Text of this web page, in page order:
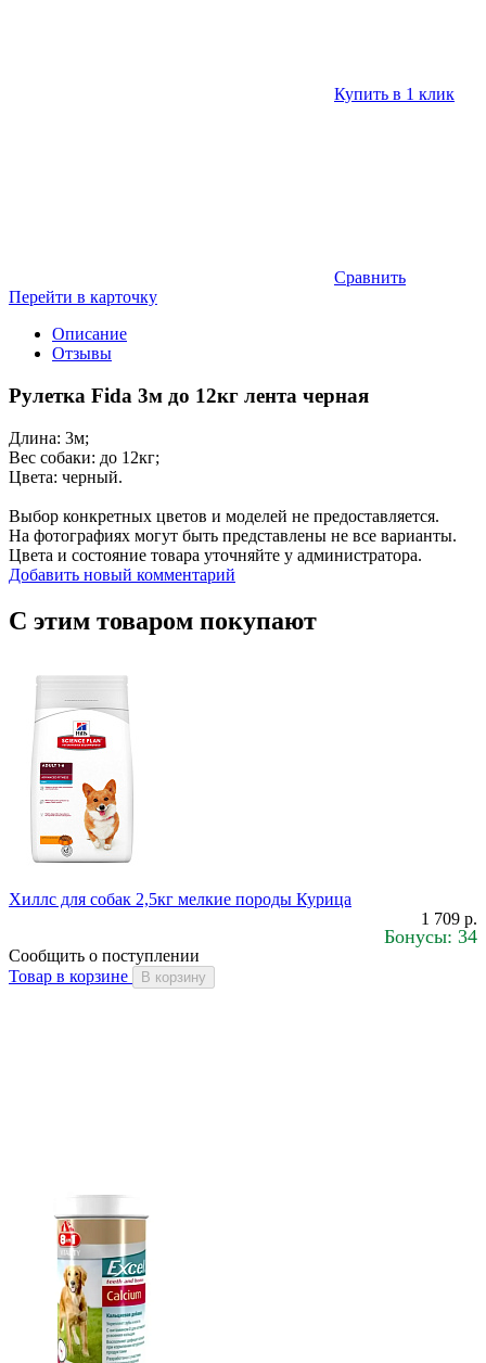
Купить в 1 клик
Сравнить
Перейти в карточку
Описание
Отзывы
Рулетка Fida 3м до 12кг лента черная
Длина: 3м;
Вес собаки: до 12кг;
Цвета: черный.
Выбор конкретных цветов и моделей не предоставляется.
На фотографиях могут быть представлены не все варианты.
Цвета и состояние товара уточняйте у администратора.
Добавить новый комментарий
С этим товаром покупают
Хиллс для собак 2,5кг мелкие породы Курица
1 709 р.
Бонусы: 34
Сообщить о поступлении
Товар в корзине
В корзину